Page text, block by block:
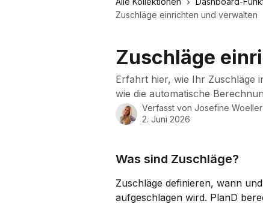
Zuschläge einrichten und verwalten
Zuschläge
Erfahrt hier, wie Ihr Zuschläge
wie die automatische
Verfasst von Josefine Woeller
2. Juni 2026
Was sind Zuschläge?
Zuschläge definieren, wann
aufgeschlagen wird. PlanD